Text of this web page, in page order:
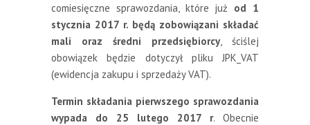
comiesięczne sprawozdania, które już od 1
stycznia 2017 r. będą zobowiązani składać
mali oraz średni przedsiębiorcy , ściślej
obowiązek będzie dotyczył pliku JPK_VAT
(ewidencja zakupu i sprzedaży VAT).
Termin składania pierwszego sprawozdania
wypada do 25 lutego 2017 r. Obecnie